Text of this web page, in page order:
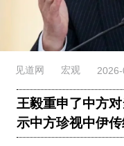
见道网 宏观
王毅重申了中方
示中方珍视中伊